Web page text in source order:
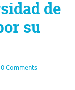
de
su
0 Comments